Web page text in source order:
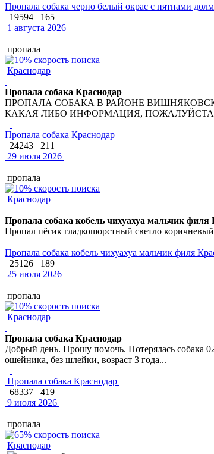
Пропала собака черно белый окрас с пятнами
19594
165
1 августа 2026
пропала
Краснодар
Пропала собака Краснодар
ПРОПАЛА СОБАКА В РАЙОНЕ
КАКАЯ ЛИБО ИНФОРМАЦИЯ, ПОЖАЛУЙСТА
Пропала собака Краснодар
24243
211
29 июля 2026
пропала
Краснодар
Пропала собака кобель чихуахуа мальчик филя
Пропал пёсик гладкошорстный светло
Пропала собака кобель чихуахуа мальчик филя
25126
189
25 июля 2026
пропала
Краснодар
Пропала собака Краснодар
Добрый день. Прошу помочь. Потерялась собака
ошейника, без шлейки, возраст 3 года...
Пропала собака Краснодар
68337
419
9 июля 2026
пропала
Краснодар